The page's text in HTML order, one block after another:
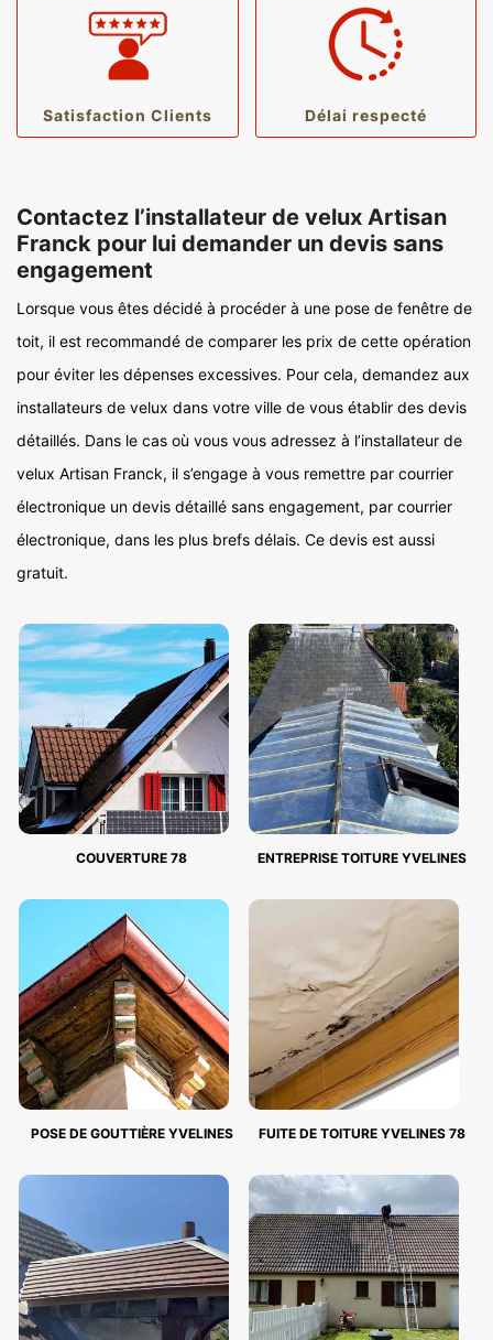
Satisfaction Clients Délai respecté
Contactez l’installateur de velux Artisan
Franck pour lui demander un devis sans
engagement
Lorsque vous êtes décidé à procéder à une pose de fenêtre de
toit, il est recommandé de comparer les prix de cette opération
pour éviter les dépenses excessives. Pour cela, demandez aux
installateurs de velux dans votre ville de vous établir des devis
détaillés. Dans le cas où vous vous adressez à l’installateur de
velux Artisan Franck, il s’engage à vous remettre par courrier
électronique un devis détaillé sans engagement, par courrier
électronique, dans les plus brefs délais. Ce devis est aussi
gratuit.
COUVERTURE 78 ENTREPRISE TOITURE YVELINES
POSE DE GOUTTIÈRE YVELINES FUITE DE TOITURE YVELINES 78